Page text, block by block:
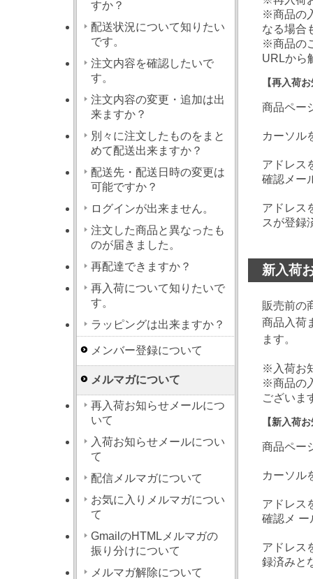
※商品の
なる場合
※商品の
URLから
【再入荷
商品ペー
カーソル
アドレス
確認メー
アドレス
スが登録
新入荷
販売前の
商品入荷
ます。
※入荷お
※商品の
ございま
【新入荷
商品ペー
カーソル
アドレス
確認メ ー
アドレス
録済みと
すか？
配送状況について知りたい
です。
注文内容を確認したいで
す。
注文内容の変更・追加は出
来ますか？
別々に注文したものをまと
めて配送出来ますか？
配送先・配送日時の変更は
可能ですか？
ログインが出来ません。
注文した商品と異なったも
のが届きました。
再配達できますか？
再入荷について知りたいで
す。
ラッピングは出来ますか？
メンバー登録について
メルマガについて
再入荷お知らせメールにつ
いて
入荷お知らせメールについ
て
配信メルマガについて
お気に入りメルマガについ
て
GmailのHTMLメルマガの
振り分けについて
メルマガ解除について